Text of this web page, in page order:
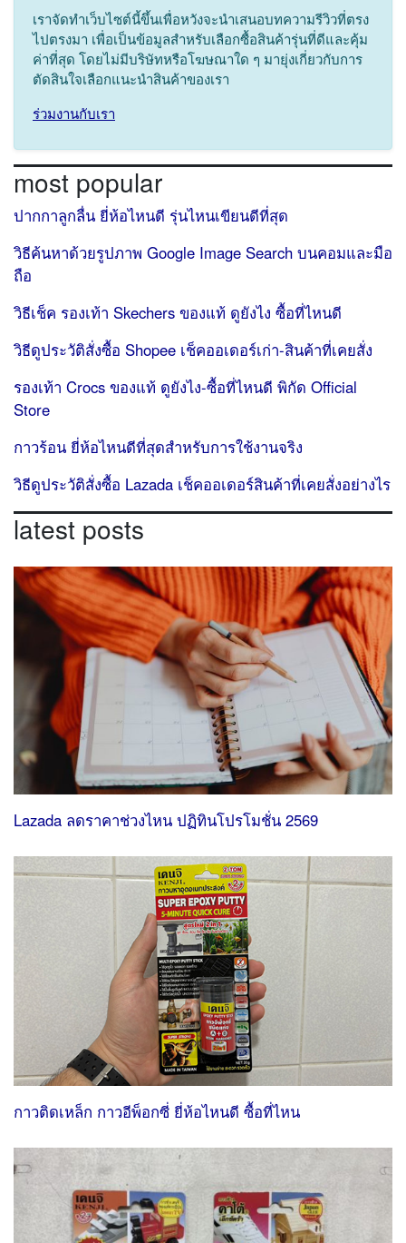
เราจัดทำเว็บไซต์นี้ขึ้นเพื่อหวังจะนำเสนอบทความรีวิวที่ตรง
ไปตรงมา เพื่อเป็นข้อมูลสำหรับเลือกซื้อสินค้ารุ่นที่ดีและคุ้ม
ค่าที่สุด โดยไม่มีบริษัทหรือโฆษณาใด ๆ มายุ่งเกี่ยวกับการ
ตัดสินใจเลือกแนะนำสินค้าของเรา
ร่วมงานกับเรา
most popular
ปากกาลูกลื่น ยี่ห้อไหนดี รุ่นไหนเขียนดีที่สุด
วิธีค้นหาด้วยรูปภาพ Google Image Search บนคอมและมือ
ถือ
วิธีเช็ค รองเท้า Skechers ของแท้ ดูยังไง ซื้อที่ไหนดี
วิธีดูประวัติสั่งซื้อ Shopee เช็คออเดอร์เก่า-สินค้าที่เคยสั่ง
รองเท้า Crocs ของแท้ ดูยังไง-ซื้อที่ไหนดี พิกัด Official
Store
กาวร้อน ยี่ห้อไหนดีที่สุดสำหรับการใช้งานจริง
วิธีดูประวัติสั่งซื้อ Lazada เช็คออเดอร์สินค้าที่เคยสั่งอย่างไร
latest posts
Lazada ลดราคาช่วงไหน ปฏิทินโปรโมชั่น 2569
กาวติดเหล็ก กาวอีพ็อกซี่ ยี่ห้อไหนดี ซื้อที่ไหน